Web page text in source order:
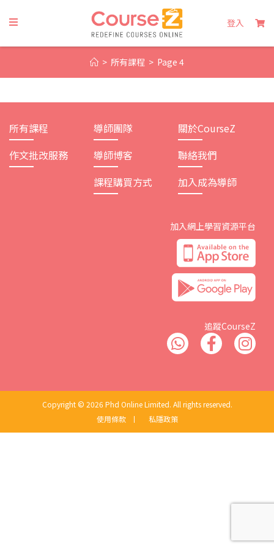
content
登入
> 所有課程 > Page 4
所有課程
作文批改服務
導師團隊
導師博客
課程購買方式
關於CourseZ
聯絡我們
加入成為導師
加入網上學習資源平台
追蹤CourseZ
Copyright © 2026 Phd Online Limited. All rights reserved.
使用條款
丨 私隱政策